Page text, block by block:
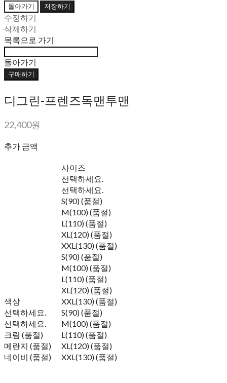
돌아가기 저장하기
수정하기
삭제하기
목록으로 가기
돌아가기
구매하기
디그린-프렌즈독맨투맨
22,400원
추가 금액
색상
선택하세요.
선택하세요.
크림 (품절)
메란지 (품절)
네이비 (품절)
사이즈
선택하세요.
선택하세요.
S(90) (품절)
M(100) (품절)
L(110) (품절)
XL(120) (품절)
XXL(130) (품절)
S(90) (품절)
M(100) (품절)
L(110) (품절)
XL(120) (품절)
XXL(130) (품절)
S(90) (품절)
M(100) (품절)
L(110) (품절)
XL(120) (품절)
XXL(130) (품절)